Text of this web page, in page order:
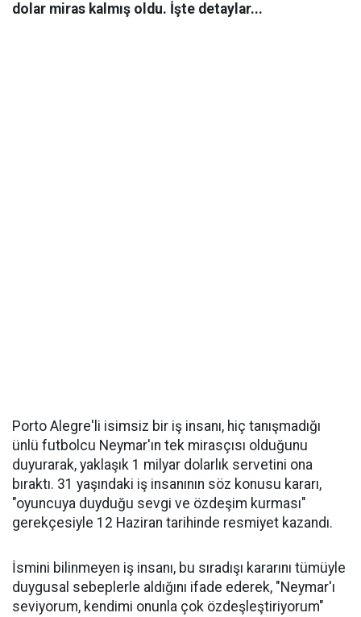
dolar miras kalmış oldu. İşte detaylar...
Porto Alegre'li isimsiz bir iş insanı, hiç tanışmadığı
ünlü futbolcu Neymar'ın tek mirasçısı olduğunu
duyurarak, yaklaşık 1 milyar dolarlık servetini ona
bıraktı. 31 yaşındaki iş insanının söz konusu kararı,
"oyuncuya duyduğu sevgi ve özdeşim kurması"
gerekçesiyle 12 Haziran tarihinde resmiyet kazandı.
İsmini bilinmeyen iş insanı, bu sıradışı kararını tümüyle
duygusal sebeplerle aldığını ifade ederek, "Neymar'ı
seviyorum, kendimi onunla çok özdeşleştiriyorum"